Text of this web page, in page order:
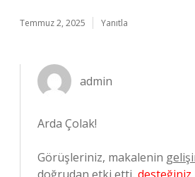
Temmuz 2, 2025 Yanıtla
admin
Arda Çolak!
Görüşleriniz, makalenin